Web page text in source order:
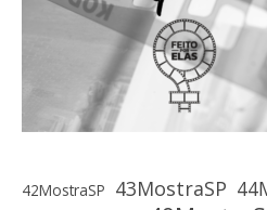
42MostraSP 43MostraSP